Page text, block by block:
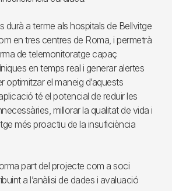
durà a terme als hospitals de Bellvitge
en tres centres de Roma, i permetrà
de telemonitoratge capaç
en temps real i generar alertes
optimitzar el maneig d’aquests
té el potencial de reduir les
millorar la qualitat de vida i
més proactiu de la insuficiència
part del projecte com a soci
a l’anàlisi de dades i avaluació